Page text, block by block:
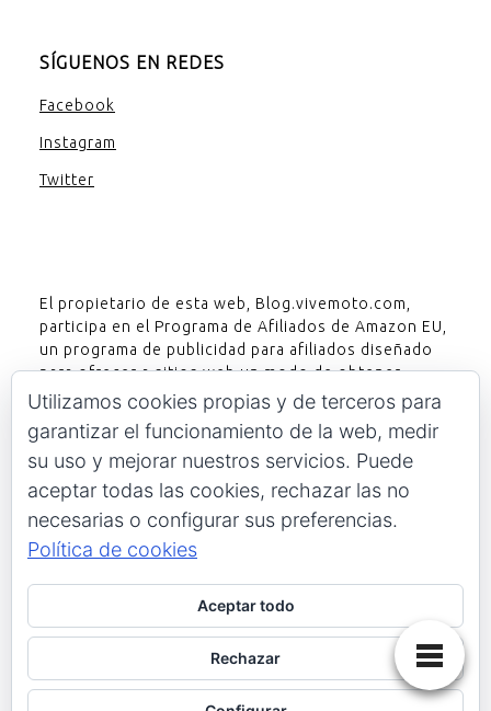
SÍGUENOS EN REDES
Facebook
Instagram
Twitter
El propietario de esta web, Blog.vivemoto.com,
participa en el Programa de Afiliados de Amazon EU,
un programa de publicidad para afiliados diseñado
para ofrecer a sitios web un modo de obtener
comisiones por publicidad, publicitando e
incluyendo enlaces a Amazon.es. Amazon y el logo
de Amazon son marcas registradas de Amazon.com,
Inc. o sus afiliados.
Blog de moteros para moteros
located at,Alicante
. Reviewed by
6520 usuariosrated:4.8/5
Utilizamos cookies propias y de terceros para
garantizar el funcionamiento de la web, medir
su uso y mejorar nuestros servicios. Puede
aceptar todas las cookies, rechazar las no
necesarias o configurar sus preferencias.
Política de cookies
Aceptar todo
Rechazar